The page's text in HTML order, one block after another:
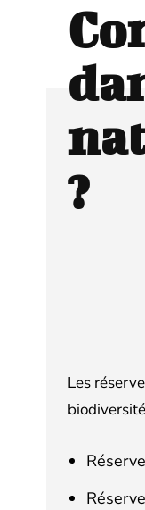
?
Les